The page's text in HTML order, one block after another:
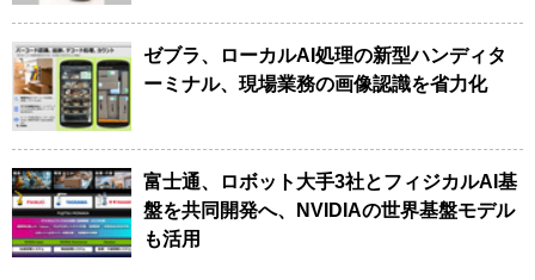
ゼブラ、ローカルAI処理の新型ハンディタ
ーミナル、現場業務の画像認識を省力化
富士通、ロボット大手3社とフィジカルAI基
盤を共同開発へ、NVIDIAの世界基盤モデル
も活用